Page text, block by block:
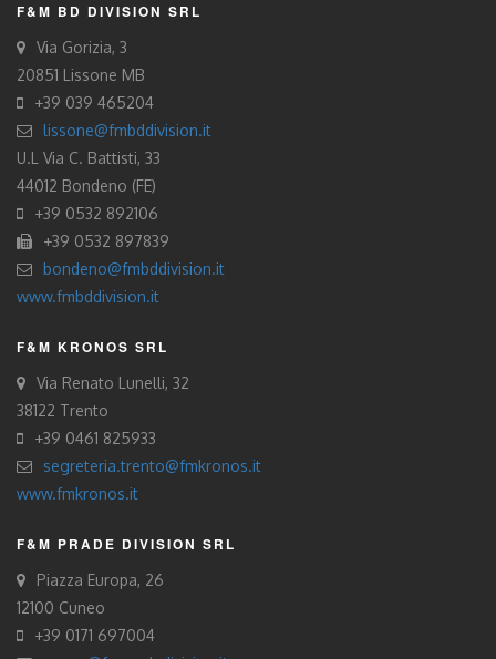
F&M BD DIVISION SRL
Via Gorizia, 3
20851 Lissone MB
+39 039 465204
lissone@fmbddivision.it
U.L Via C. Battisti, 33
44012 Bondeno (FE)
+39 0532 892106
+39 0532 897839
bondeno@fmbddivision.it
www.fmbddivision.it
F&M KRONOS SRL
Via Renato Lunelli, 32
38122 Trento
+39 0461 825933
segreteria.trento@fmkronos.it
www.fmkronos.it
F&M PRADE DIVISION SRL
Piazza Europa, 26
12100 Cuneo
+39 0171 697004